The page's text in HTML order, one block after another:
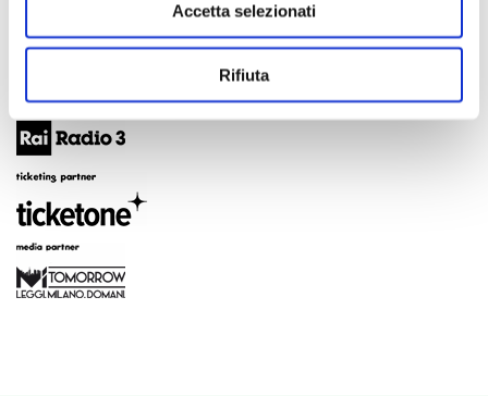
Accetta selezionati
Rifiuta